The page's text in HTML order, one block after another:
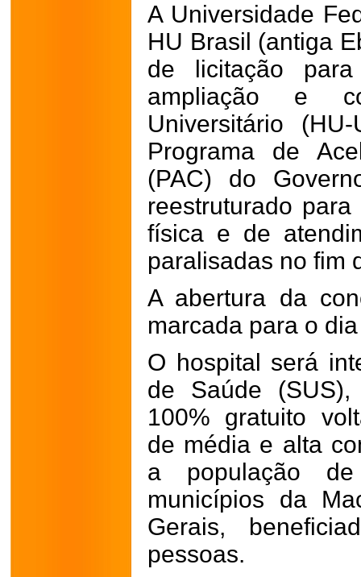
A Universidade
HU Brasil (antiga
de licitação
ampliação e
Universitário
Programa de
(PAC) do
reestruturado
física e de
paralisadas no fim
A abertura da
marcada para o
O hospital será
de Saúde (SUS),
100% gratuito
de média e alta
a população
municípios da
Gerais,
pessoas.